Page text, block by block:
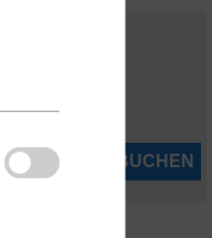
JETZT BUCHEN